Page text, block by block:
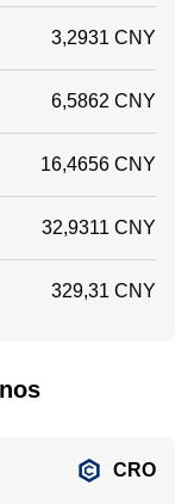
3,2931 CNY
6,5862 CNY
16,4656 CNY
32,9311 CNY
329,31 CNY
CRO